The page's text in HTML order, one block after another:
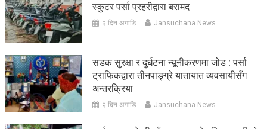
स्कुटर पर्सा प्रहरीद्वारा बरामद
२ दिन अगाडि Jansuchana News
सडक सुरक्षा र दुर्घटना न्यूनीकरणमा जोड : पर्सा
ट्राफिकद्वारा तीनपाङ्ग्रे यातायात व्यवसायीसँग
अन्तरक्रिया
२ दिन अगाडि Jansuchana News